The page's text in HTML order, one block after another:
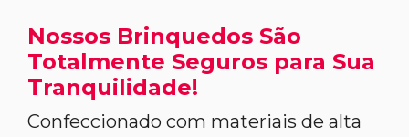
Nossos Brinquedos São
Totalmente Seguros para Sua
Tranquilidade!
Confeccionado com materiais de alta